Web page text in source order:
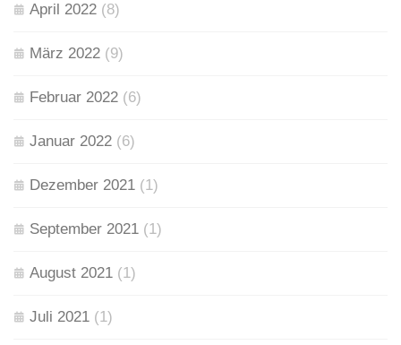
April 2022 (8)
März 2022 (9)
Februar 2022 (6)
Januar 2022 (6)
Dezember 2021 (1)
September 2021 (1)
August 2021 (1)
Juli 2021 (1)